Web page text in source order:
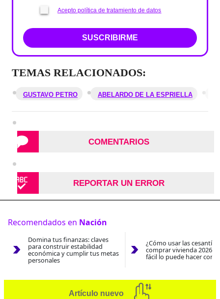
Acepto política de tratamiento de datos
SUSCRIBIRME
TEMAS RELACIONADOS:
GUSTAVO PETRO ABELARDO DE LA ESPRIELLA
COMENTARIOS
REPORTAR UN ERROR
Recomendados en Nación
Domina tus finanzas: claves
para construir estabilidad
económica y cumplir tus metas
personales
¿Cómo usar las
comprar vivienda 2026?
fácil lo puede hacer con
Artículo nuevo